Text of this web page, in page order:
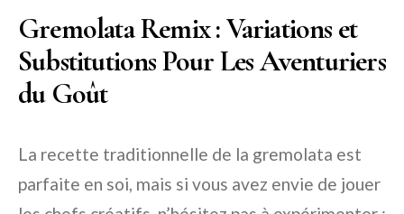
Gremolata Remix : Variations et
Substitutions Pour Les Aventuriers
du Goût
La recette traditionnelle de la gremolata est
parfaite en soi, mais si vous avez envie de jouer